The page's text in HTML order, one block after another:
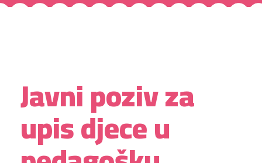
Javni poziv za
upis djece u